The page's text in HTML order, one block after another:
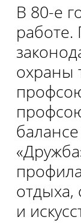
В 80-е
работе.
охраны
отдыха,
и